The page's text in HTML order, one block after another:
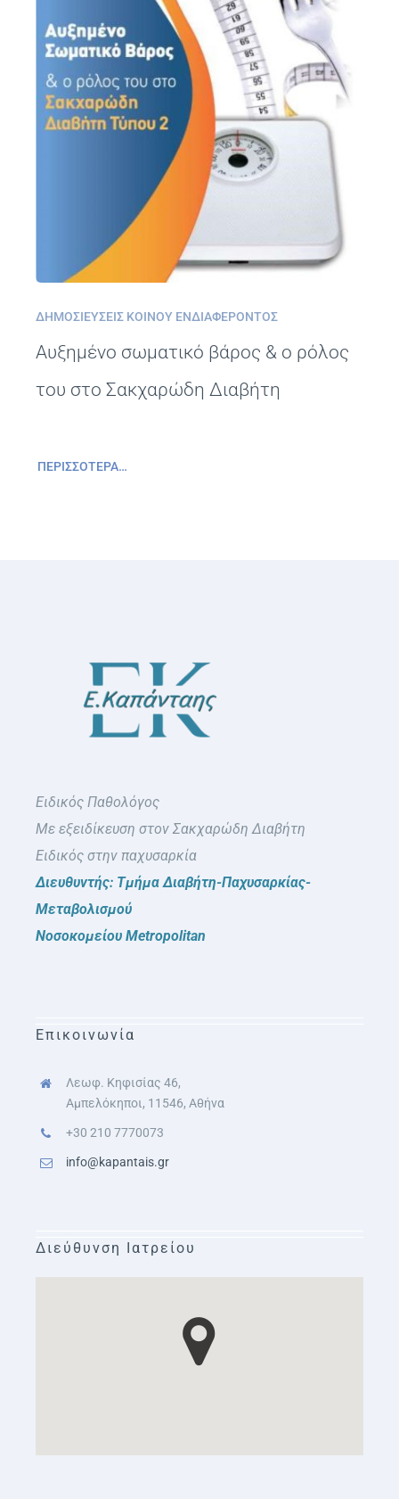
ΔΗΜΟΣΙΕΎΣΕΙΣ ΚΟΙΝΟΎ ΕΝΔΙΑΦΈΡΟΝΤΟΣ
Αυξημένο σωματικό βάρος & ο ρόλος
του στο Σακχαρώδη Διαβήτη
ΠΕΡΙΣΣΌΤΕΡΑ…
Ειδικός Παθολόγος
Με εξειδίκευση στον Σακχαρώδη Διαβήτη
Ειδικός στην παχυσαρκία
Διευθυντής: Τμήμα Διαβήτη-Παχυσαρκίας-
Μεταβολισμού
Νοσοκομείου Metropolitan
Επικοινωνία
Λεωφ. Κηφισίας 46,
Αμπελόκηποι, 11546, Αθήνα
+30 210 7770073
info@kapantais.gr
Διεύθυνση Ιατρείου